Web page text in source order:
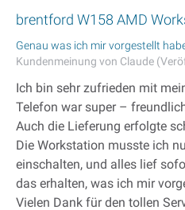
brentford W158 AMD
Genau was ich mir vorgestellt
Kundenmeinung von Claude
Ich bin sehr zufrieden mit
Telefon war super –
Auch die Lieferung erfolgte
Die Workstation musste ich
einschalten, und alles lief
das erhalten, was ich mir
Vielen Dank für den tollen